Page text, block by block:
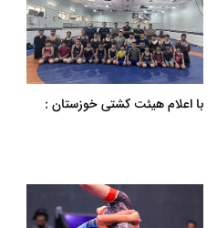
با اعلام هیئت کشتی خوزستان :